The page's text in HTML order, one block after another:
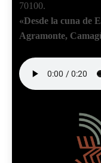
70100.
«Desde la cuna de
Agramonte,